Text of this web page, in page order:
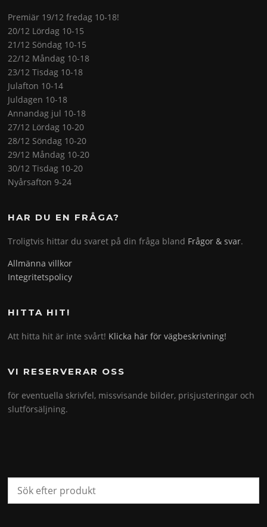
Premiär 19/12 fredag 10-18!
20/12 Lördag 10-15
21/12 Söndag 10-15
22/12 Måndag 10-18
23/12 Tisdag 10-18
Julafton 10-14
Juldagen 10-18
Annandag jul 10-18
27/12 Lördag 10-20
28/12 Söndag 10-20
29/12 Måndag 10-20
30/12 Tisdag 10-20
Nyårsafton 9-24
HAR DU EN FRÅGA?
Troligtvis hittar du svaret på din fråga bland Frågor & svar.
Allmänna villkor
Integritetspolicy
HITTA HIT!
Att hitta hit är inte svårt! Klicka här för vägbeskrivning!
VI RESERVERAR OSS
för eventuella skrivfel, missvisande bilder, prisjusteringar och
slutförsäljning.